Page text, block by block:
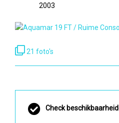
2003
21 foto's
Check beschikbaarheid